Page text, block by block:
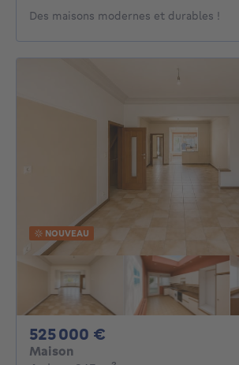
Des maisons modernes et durables !
NOUVEAU
525 000 €
Maison